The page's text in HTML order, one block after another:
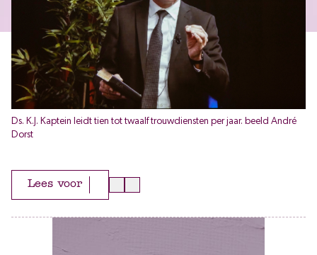
Ds. K.J. Kaptein leidt tien tot twaalf trouwdiensten per jaar. beeld André
Dorst
Lees voor